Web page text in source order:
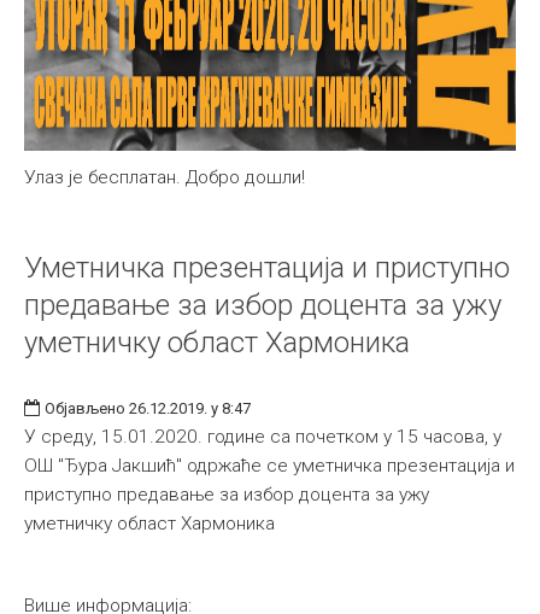
Улаз је бесплатан. Добро дошли!
Уметничка презентација и приступно
предавање за избор доцента за ужу
уметничку област Хармоника
Објављено 26.12.2019. у 8:47
У среду, 15.01.2020. године са почетком у 15 часова, у
ОШ "Ђура Јакшић" одржаће се уметничка презентација и
приступно предавање за избор доцента за ужу
уметничку област Хармоника
Више информација: